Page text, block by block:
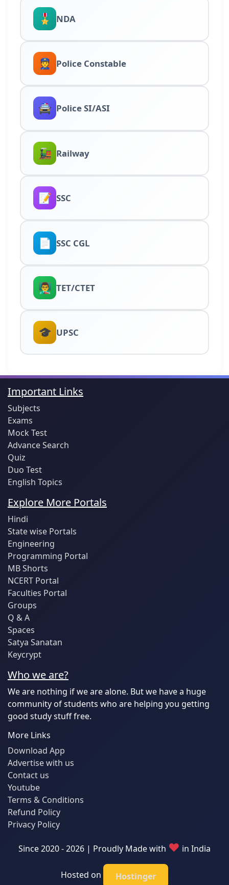
🎖️ NDA
👮 Police Constable
🚔 Police SI/ASI
🚂 Railway
📝 SSC
📄 SSC CGL
👨‍🏫 TET/CTET
🎓 UPSC
Important Links
Subjects
Exams
Mock Test
Advance Search
Quiz
Duo Test
English Topics
Explore More Portals
Hindi
State wise Portals
Engineering
Programming Portal
MB Shorts
NCERT Portal
Faculties Portal
Groups
Q & A
Spaces
Satya Sanatan
Keycrypt
Who we are?
We are nothing if we are alone. But we have a huge
community of students who are helping you getting
good study stuff free.
More Links
Download App
Advertise with us
Contact us
Youtube
Terms & Conditions
Refund Policy
Privacy Policy
Since 2020 - 2026 | Proudly Made with ♥ in India
Hosted on Hostinger